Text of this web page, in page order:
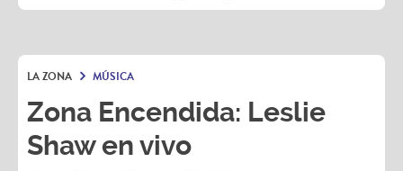
LA ZONA MÚSICA
Zona Encendida: Leslie
Shaw en vivo